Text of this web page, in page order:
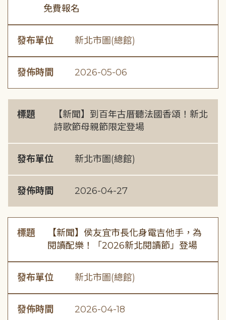
免費報名
發布單位 新北市圖(總館)
發佈時間 2026-05-06
標題
【新聞】到百年古厝聽法國香頌！新北
詩歌節母親節限定登場
發布單位 新北市圖(總館)
發佈時間 2026-04-27
標題
【新聞】侯友宜市長化身電吉他手，為
閱讀配樂！「2026新北閱讀節」登場
發布單位 新北市圖(總館)
發佈時間 2026-04-18